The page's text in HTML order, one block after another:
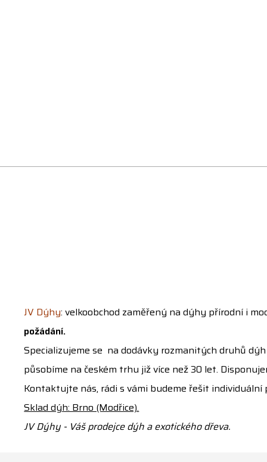
JV Dýhy: velkoobchod zaměřený na dýhy přírodní i
požádání.
Specializujeme se na dodávky rozmanitých druhů
působíme na českém trhu již více než 30 let.
Kontaktujte nás, rádi s vámi budeme řešit individuální
Sklad dýh: Brno (Modřice).
JV Dýhy - Váš prodejce dýh a exotického dřeva.